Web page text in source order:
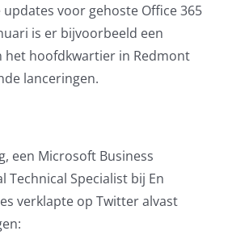
licenties
voor gehoste Office 365
is er bijvoorbeeld een
hoofdkwartier in Redmont
lanceringen.
een Microsoft Business
Technical Specialist bij En
verklapte op Twitter alvast